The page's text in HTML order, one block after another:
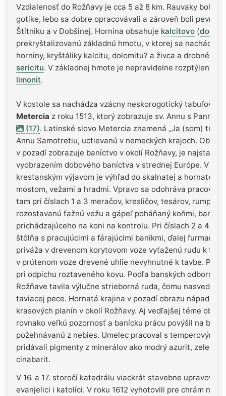
Vzdialenosť do Rožňavy je cca 5 až 8 km. Rauvaky boli
gotike, lebo sa dobre opracovávali a zároveň boli pevné.
Štítniku a v Dobšinej. Hornina obsahuje kalcitovo (
prekryštalizovanú základnú hmotu, v ktorej sa
horniny, kryštáliky kalcitu, dolomitu? a živca a drobné
sericitu. V základnej hmote je nepravidelne rozptýlený
limonit.
V kostole sa nachádza vzácny neskorogotický tabuľový
Metercia z roku 1513, ktorý zobrazuje sv. Annu s
(17). Latinské slovo Metercia znamená „Ja (som)
Annu Samotretiu, uctievanú v nemeckých krajoch. Obraz
v pozadí zobrazuje baníctvo v okolí Rožňavy, je
vyobrazením dobového baníctva v strednej Európe. V
kresťanským výjavom je výhľad do skalnatej a hornatej
mostom, vežami a hradmi. Vpravo sa odohráva pracovný
tam pri číslach 1 a 3 meračov, kresličov, tesárov, rumpál
rozostavanú ťažnú vežu a gápeľ poháňaný koňmi,
prichádzajúceho na koni na kontrolu. Pri číslach 2 a 4 sa
štôlňa s pracujúcimi a fárajúcimi baníkmi, ďalej furmani,
priváža v drevenom korytovom voze vyťaženú rudu k
v prútenom voze drevené uhlie nevyhnutné k tavbe. Pri
pri odpichu roztaveného kovu. Podľa banských
Rožňave tavila výlučne strieborná ruda, čomu
taviacej pece. Hornatá krajina v pozadí obrazu nápadne
krasových planín v okolí Rožňavy. Aj vedľajšej téme
rovnako veľkú pozornosť a banícku prácu povýšil na
požehnávanú z nebies. Umelec pracoval s temperovými
pridávali pigmenty z minerálov ako modrý azurit, zelený
cinabarit.
V 16. a 17. storočí katedrálu viackrát stavebne
evanjelici i katolíci. V roku 1612 vyhotovili pre chrám nový